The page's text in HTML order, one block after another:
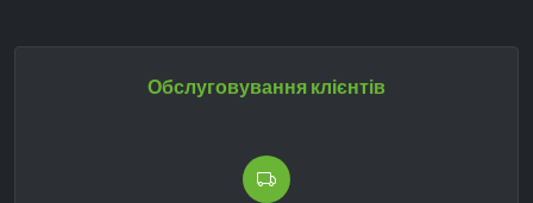
Обслуговування клієнтів